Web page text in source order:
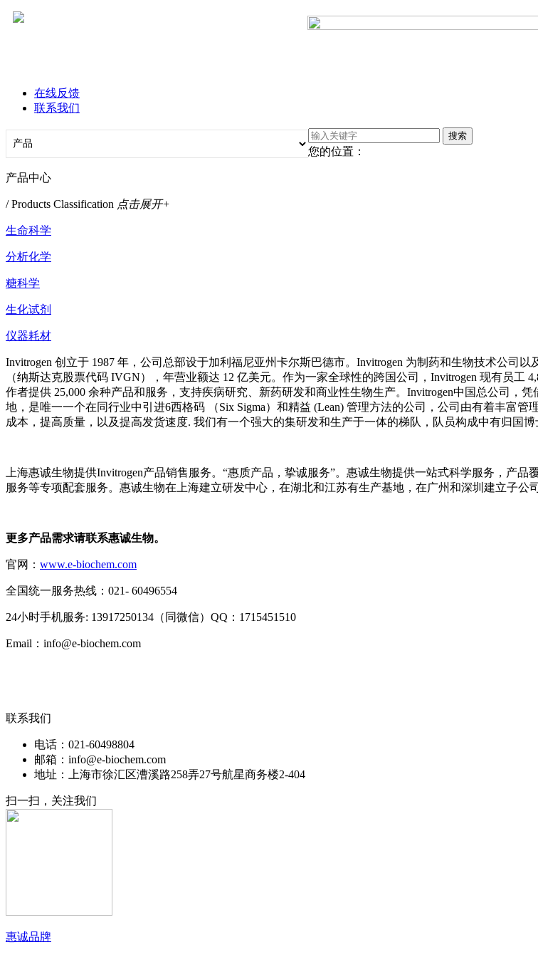
在线反馈
联系我们
您的位置：
产品中心
/ Products Classification 点击展开+
生命科学
分析化学
糖科学
生化试剂
仪器耗材
Invitrogen 创立于 1987 年，公司总部设于加利福尼亚州卡尔斯巴德市。Invitrogen 为制药和生物技术公司
（纳斯达克股票代码 IVGN），年营业额达 12 亿美元。作为一家全球性的跨国公司，Invitrogen 现有员工
作者提供 25,000 余种产品和服务，支持疾病研究、新药研发和商业性生物生产。Invitrogen中国总公司，
地，是唯一一个在同行业中引进6西格码 （Six Sigma）和精益 (Lean) 管理方法的公司，公司由有着丰富
成本，提高质量，以及提高发货速度. 我们有一个强大的集研发和生产于一体的梯队，队员构成中有归国博
上海惠诚生物提供Invitrogen产品销售服务。“惠质产品，挚诚服务”。惠诚生物提供一站式科学服务，产
服务等专项配套服务。惠诚生物在上海建立研发中心，在湖北和江苏有生产基地，在广州和深圳建立子公
更多产品需求请联系惠诚生物。
官网： www.e-biochem.com
全国统一服务热线：021- 60496554
24小时手机服务: 13917250134（同微信）QQ：1715451510
Email：info@e-biochem.com
联系我们
电话：021-60498804
邮箱：info@e-biochem.com
地址：上海市徐汇区漕溪路258弄27号航星商务楼2-404
扫一扫，关注我们
惠诚品牌